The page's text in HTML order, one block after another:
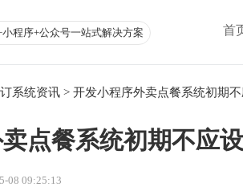
小程序+公众号一站式解决方案 首
系统资讯 > 开发小程序外卖点餐系统初期
点餐系统初期不应
08 09:25:13